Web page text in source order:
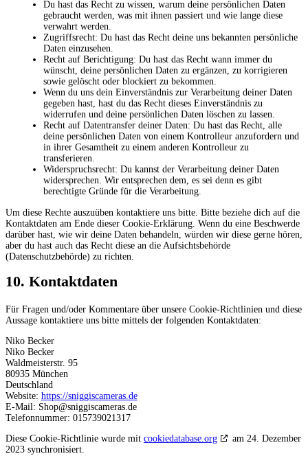
Du hast das Recht zu wissen, warum deine persönlichen Daten
gebraucht werden, was mit ihnen passiert und wie lange diese
verwahrt werden.
Zugriffsrecht: Du hast das Recht deine uns bekannten persönliche
Daten einzusehen.
Recht auf Berichtigung: Du hast das Recht wann immer du
wünscht, deine persönlichen Daten zu ergänzen, zu korrigieren
sowie gelöscht oder blockiert zu bekommen.
Wenn du uns dein Einverständnis zur Verarbeitung deiner Daten
gegeben hast, hast du das Recht dieses Einverständnis zu
widerrufen und deine persönlichen Daten löschen zu lassen.
Recht auf Datentransfer deiner Daten: Du hast das Recht, alle
deine persönlichen Daten von einem Kontrolleur anzufordern und
in ihrer Gesamtheit zu einem anderen Kontrolleur zu
transferieren.
Widerspruchsrecht: Du kannst der Verarbeitung deiner Daten
widersprechen. Wir entsprechen dem, es sei denn es gibt
berechtigte Gründe für die Verarbeitung.
Um diese Rechte auszuüben kontaktiere uns bitte. Bitte beziehe dich auf die
Kontaktdaten am Ende dieser Cookie-Erklärung. Wenn du eine Beschwerde
darüber hast, wie wir deine Daten behandeln, würden wir diese gerne hören,
aber du hast auch das Recht diese an die Aufsichtsbehörde
(Datenschutzbehörde) zu richten.
10. Kontaktdaten
Für Fragen und/oder Kommentare über unsere Cookie-Richtlinien und diese
Aussage kontaktiere uns bitte mittels der folgenden Kontaktdaten:
Niko Becker
Niko Becker
Waldmeisterstr. 95
80935 München
Deutschland
Website: https://sniggiscameras.de
E-Mail: Shop@sniggiscameras.de
Telefonnummer: 015739021317
Diese Cookie-Richtlinie wurde mit cookiedatabase.org
am 24. Dezember
2023 synchronisiert.